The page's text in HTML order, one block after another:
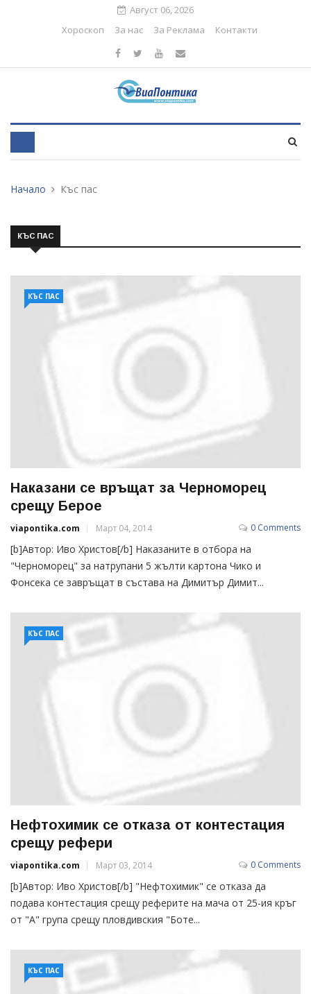
Август 06, 2026
Хороскоп
За нас За Реклама Контакти
Начало Къс пас
КЪС ПАС
КЪС ПАС
Наказани се връщат за Черноморец
срещу Берое
viapontika.com Март 04, 2014 0 Comments
[b]Автор: Иво Христов[/b] Наказаните в отбора на
"Черноморец" за натрупани 5 жълти картона Чико и
Фонсека се завръщат в състава на Димитър Димит...
КЪС ПАС
Нефтохимик се отказа от контестация
срещу рефери
viapontika.com Март 03, 2014 0 Comments
[b]Автор: Иво Христов[/b] "Нефтохимик" се отказа да
подава контестация срещу реферите на мача от 25-ия кръг
от "А" група срещу пловдивския "Боте...
КЪС ПАС